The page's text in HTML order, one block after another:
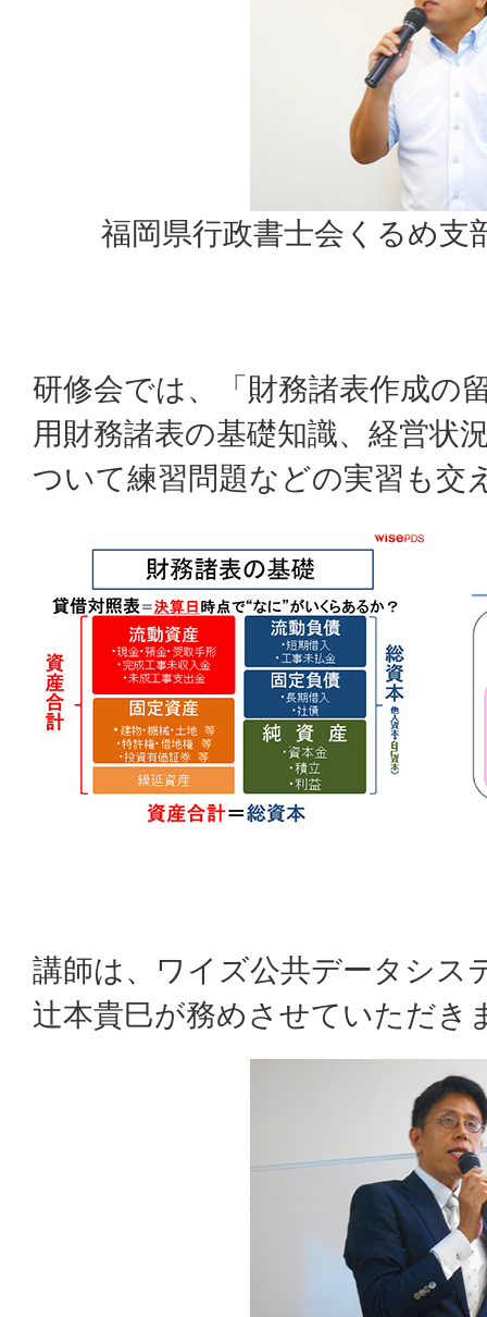
福岡県行政書士会くるめ支
研修会では、「財務諸表作成の
用財務諸表の基礎知識、経営状
ついて練習問題などの実習も交
講師は、ワイズ公共データシス
辻本貴巳が務めさせていただき